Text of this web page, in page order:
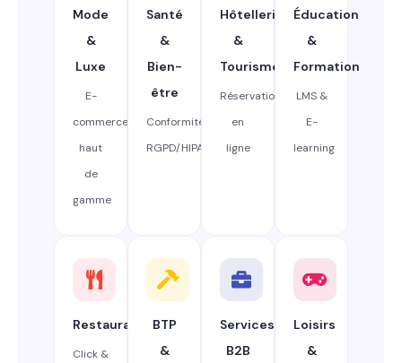
Mode
&
Luxe
E-
commerce
haut
de
gamme
Santé
&
Bien-
être
Conformité
RGPD/HIPAA
Hôtellerie
&
Tourisme
Réservation
en
ligne
Éducation
&
Formation
LMS &
E-
learning
Restauration
Click &
BTP
&
Services
B2B
Loisirs
&